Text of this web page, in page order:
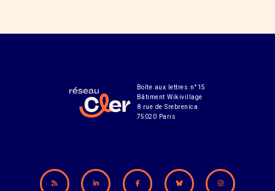
Boîte aux lettres n°15
Bâtiment Wikivillage
8 rue de Srebrenica
75020 Paris